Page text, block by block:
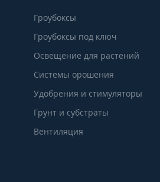
Гроубоксы
Гроубоксы под ключ
Освещение для растений
Системы орошения
Удобрения и стимуляторы
Грунт и субстраты
Вентиляция